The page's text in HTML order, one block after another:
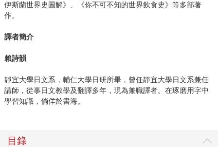
伊斯蘭世界史圖解》、《你不可不知的世界飲食史》等多部著
作。
譯者簡介
賴詩韻
靜宜大學日文系，輔仁大學日研所畢，曾任靜宜大學日文系兼任
講師，從事日文教學及翻譯多年，現為兼職譯者。在琢磨用字中
學習知識，倘佯於書海。
目錄